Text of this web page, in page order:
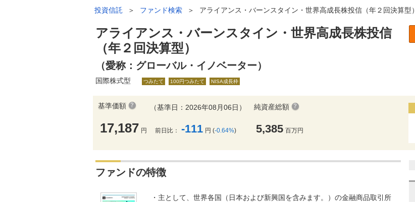
投資信託 ＞ ファンド検索 ＞ アライアンス・バーンスタイン・世界高成長株投信（年２回決算型）
アライアンス・バーンスタイン・世界高成長株投信
（年２回決算型）
（愛称：グローバル・イノベーター）
国際株式型 つみたて 100円つみたて NISA成長枠
基準価額
17,187 円
（基準日：2026年08月06日）
前日比： -111 円 (-0.64%)
純資産総額
5,385 百万円
ファンドの特徴
・主として、世界各国（日本および新興国を含みます。）の金融商品取引所